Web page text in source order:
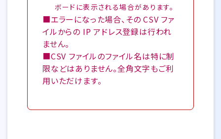
ボードに表示される場合があります。
■エラーになった場合、その CSV ファ
イルからの IP アドレス登録は行われ
ません。
■CSV ファイルのファイル名は特に制
限などはありません。全角文字もご利
用いただけます。